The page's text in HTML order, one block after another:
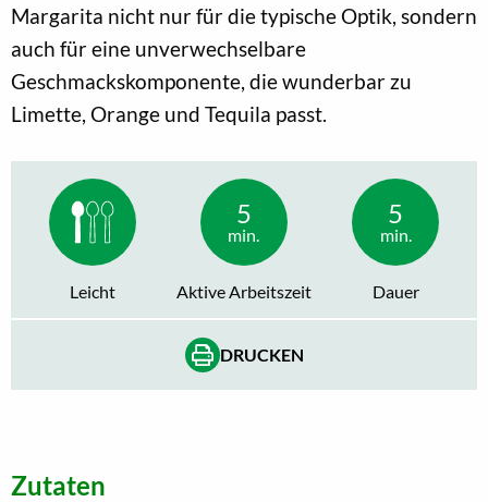
Margarita nicht nur für die typische Optik, sondern
auch für eine unverwechselbare
Geschmackskomponente, die wunderbar zu
Limette, Orange und Tequila passt.
Leicht
5
min.
Aktive Arbeitszeit
5
min.
Dauer
DRUCKEN
Zutaten